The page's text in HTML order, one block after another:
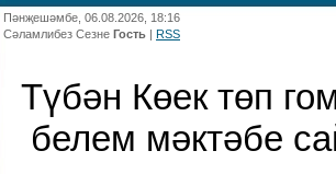
Пәнҗешәмбе, 06.08.2026, 18:16
Сәламлибез Сезне Гость | RSS
Түбән Көек төп
белем мәктәбе